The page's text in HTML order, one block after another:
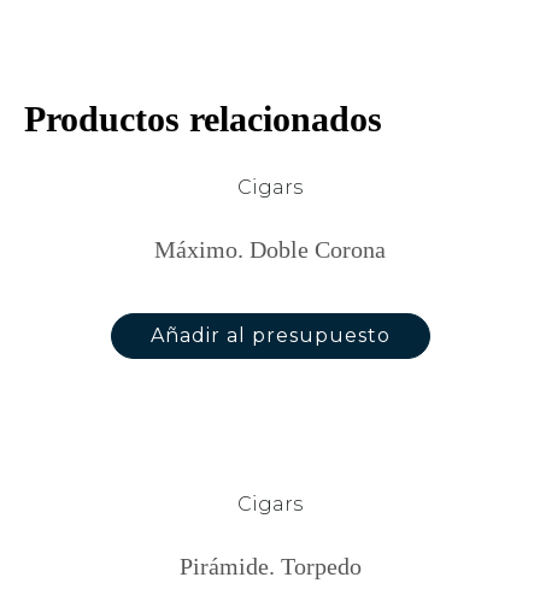
Productos relacionados
Cigars
Máximo. Doble Corona
Añadir al presupuesto
Cigars
Pirámide. Torpedo